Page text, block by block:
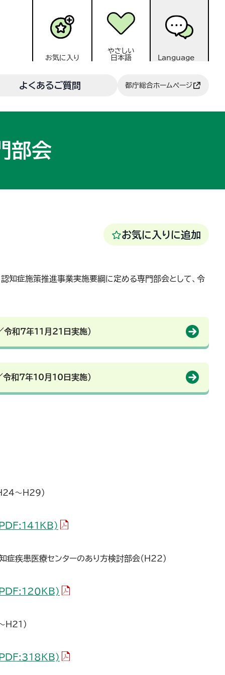
お気に入り
やさしい
日本語
Language
よくあるご質問 都庁総合ホームページ
部会
お気に入りに追加
知症施策推進事業実施要綱に定める専門部会として、令
令和7年11月21日実施）
令和7年10月10日実施）
～H29）
（PDFファイル）
症疾患医療センターのあり方検討部会（H22）
（PDFファイル）
H21）
（PDFファイル）